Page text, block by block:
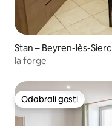
Stan – Beyren-lès-
la forge
Odabrali gosti
Odabrali gosti